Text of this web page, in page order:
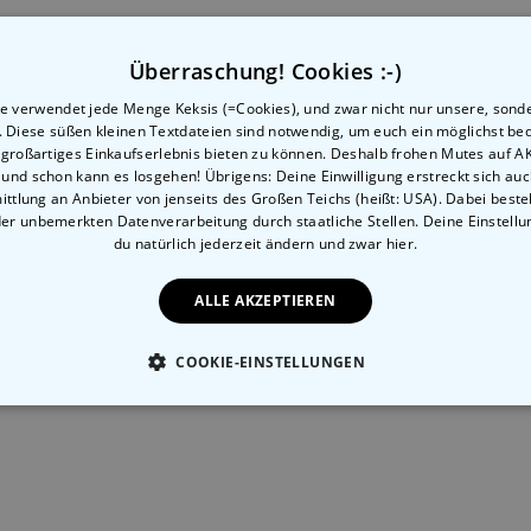
1x im Monat zu erwärmen
und entfernt vonVerwandte Kategorie
zu unseren anderen Kategorien mit ungewöhnlichen
Frech Pflanzen
Überraschung! Cookies :-)
verwendet jede Menge Keksis (=Cookies), und zwar nicht nur unsere,
süßen kleinen Textdateien sind notwendig, um euch ein möglichst
Einkaufserlebnis bieten zu können. Deshalb frohen Mutes auf
schon kann es losgehen! Übrigens: Deine Einwilligung erstreckt sich
an Anbieter von jenseits des Großen Teichs (heißt: USA). Dabei
unbemerkten Datenverarbeitung durch staatliche Stellen. Deine
du natürlich jederzeit ändern und zwar hier.
ALLE AKZEPTIEREN
COOKIE-EINSTELLUNGEN